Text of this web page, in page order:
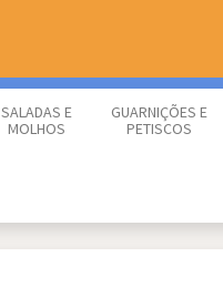
SALADAS E
MOLHOS
GUARNIÇÕES E
PETISCOS